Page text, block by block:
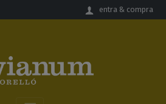
entra & compra